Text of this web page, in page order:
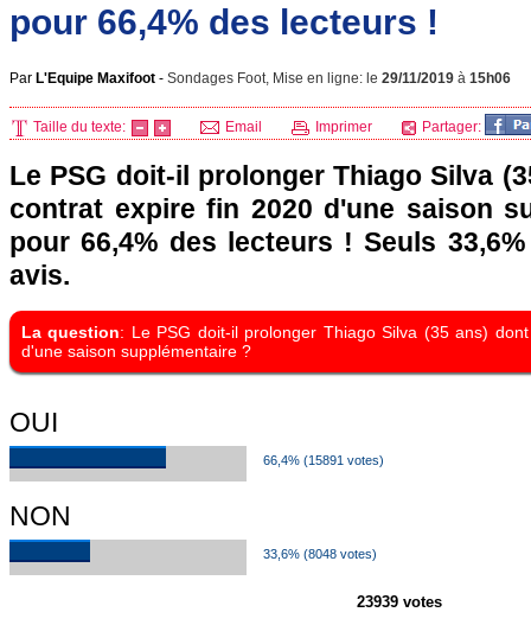
pour 66,4% des lecteurs !
Par L'Equipe Maxifoot - Sondages Foot, Mise en ligne: le 29/11/2019 à 15h06
Taille du texte: Email Imprimer Partager:
Le PSG doit-il prolonger Thiago Silva
contrat expire fin 2020 d'une saison
pour 66,4% des lecteurs ! Seuls
avis.
La question: Le PSG doit-il prolonger Thiago Silva (35 ans)
d'une saison supplémentaire ?
OUI
66,4% (15891 votes)
NON
33,6% (8048 votes)
23939 votes